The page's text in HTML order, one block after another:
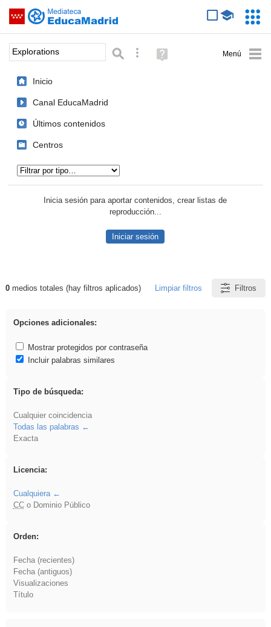
Saltar navegación
Palabra o frase: Búsqueda avanzada
Ayuda
(en
Inicio
Canal EducaMadrid
Últimos contenidos
Centros
Inicia sesión para aportar contenidos, crear listas de
reproducción...
Iniciar sesión
Resultados de: Explorations
0medios totales (hay filtros aplicados) Limpiar filtros Filtros
Opciones adicionales:
Mostrar protegidos por contraseña
Incluir palabras similares
Tipo de búsqueda:
Cualquier coincidencia
Todas las palabras
Exacta
Licencia:
Cualquiera
CCo Dominio Público
Orden:
Fecha (recientes)
Fecha (antiguos)
Visualizaciones
Título